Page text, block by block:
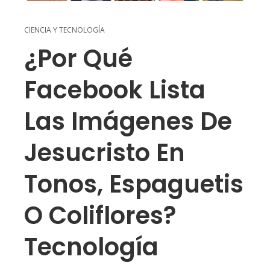
CIENCIA Y TECNOLOGÍA
¿Por Qué
Facebook Lista
Las Imágenes De
Jesucristo En
Tonos, Espaguetis
O Coliflores?
Tecnología